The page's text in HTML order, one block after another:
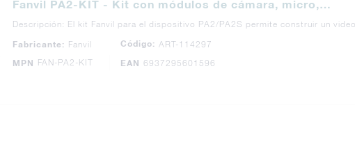
Fanvil PA2-KIT - Kit con módulos de cámara, micro,…
Descripción: El kit Fanvil para el dispositivo PA2/PA2S permite construir un
Fabricante: Fanvil Código: ART-114297
MPN FAN-PA2-KIT EAN 6937295601596